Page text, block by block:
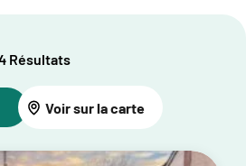
Résultats
Voir sur la carte